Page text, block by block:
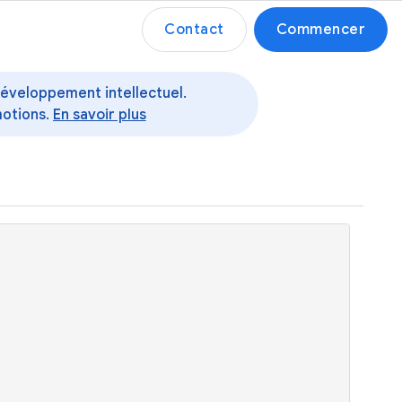
Contact Commencer
intellectuel.
En savoir plus